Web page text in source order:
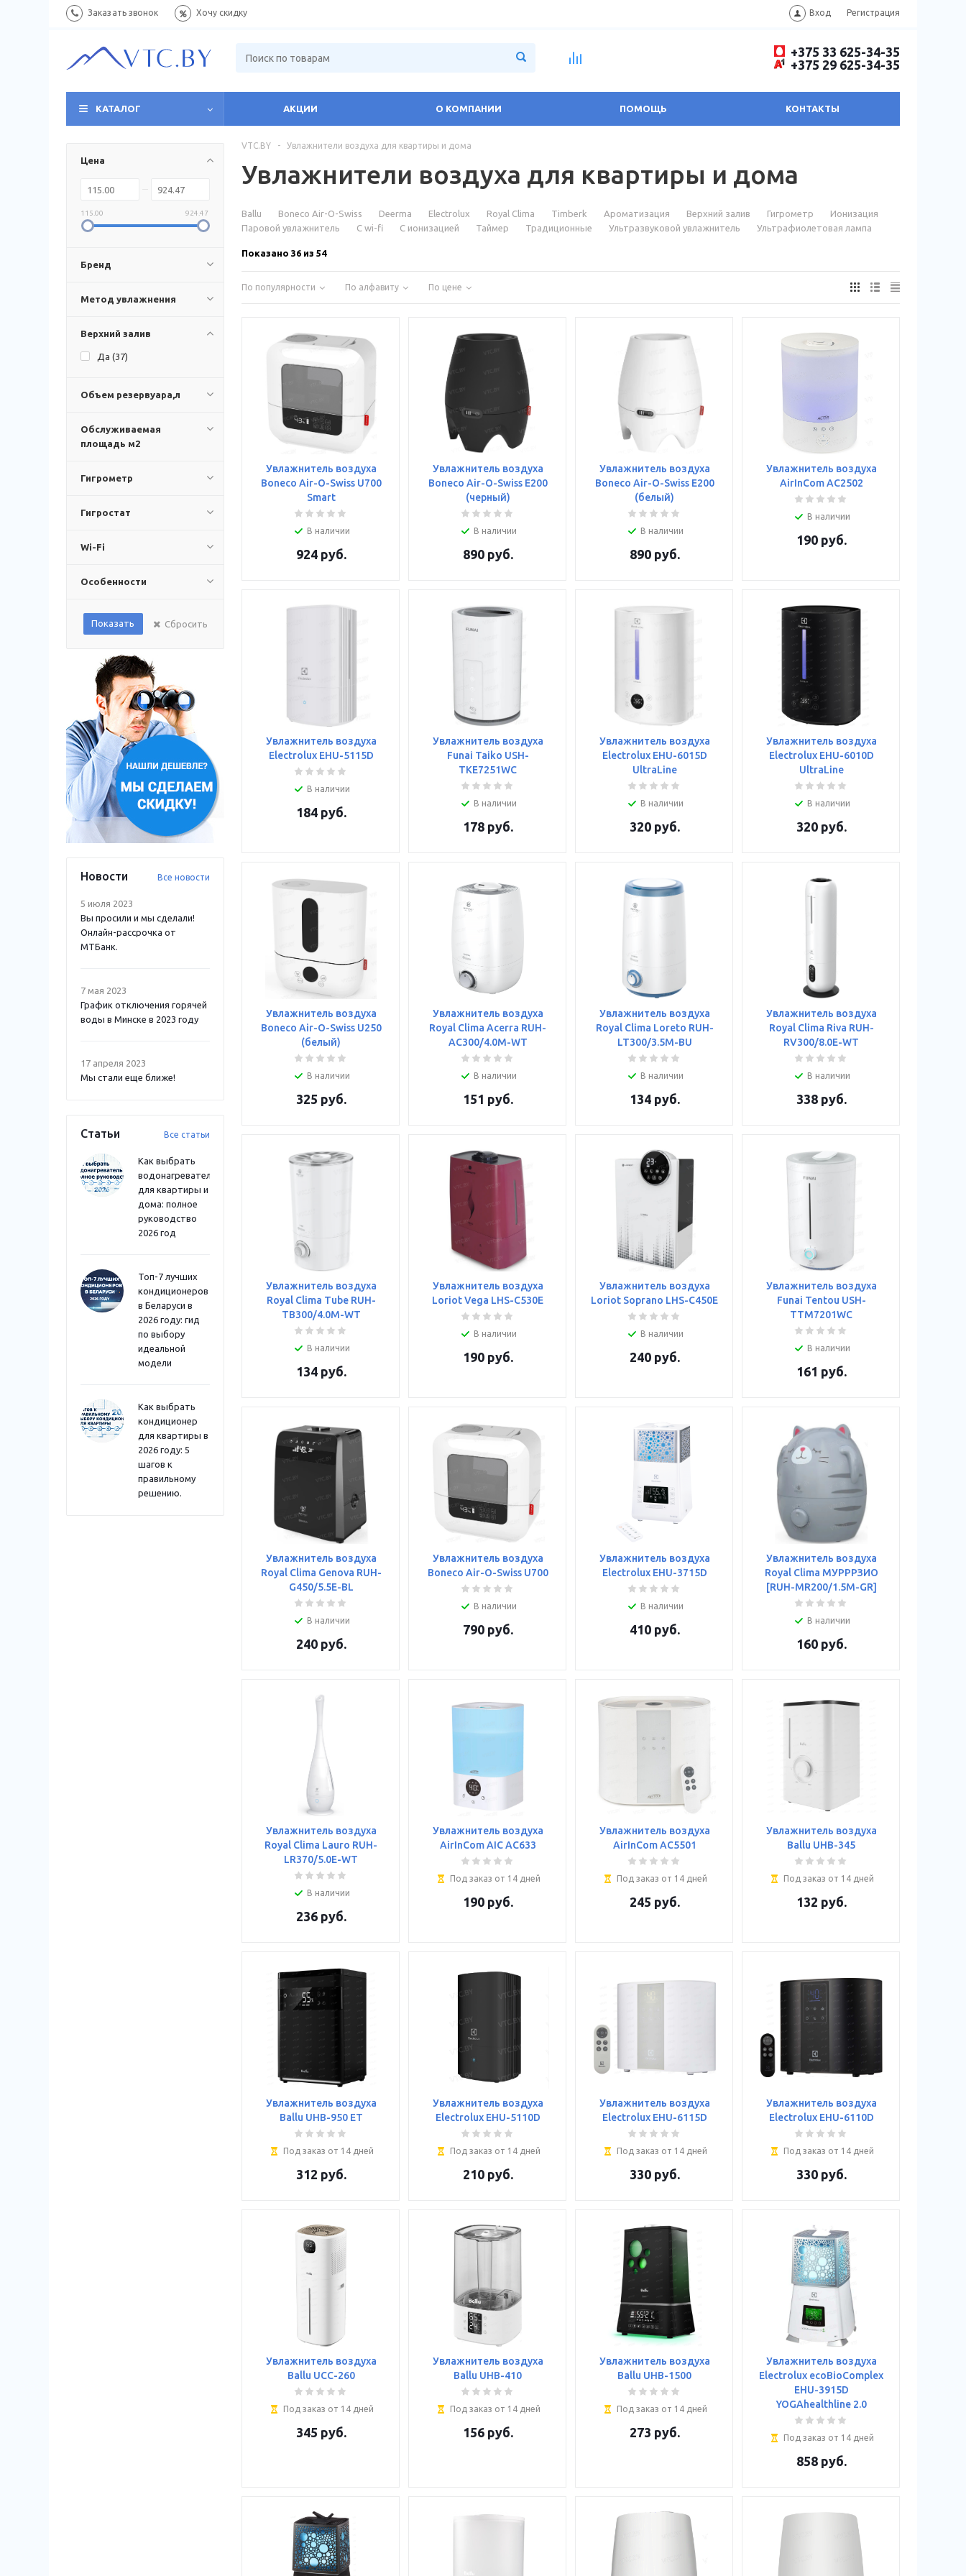
Заказать звонок Хочу скидку Вход Регистрация
+375 33 625-34-35
+375 29 625-34-35
КАТАЛОГ АКЦИИ О КОМПАНИИ ПОМОЩЬ КОНТАКТЫ
Цена
115.00 924.47
Бренд
Метод увлажнения
Верхний залив
Да (37)
Объем резервуара,л
Обслуживаемая
площадь м2
Гигрометр
Гигростат
Wi-Fi
Особенности
Показать Сбросить
Новости Все новости
5 июля 2023
Вы просили и мы сделали!
Онлайн-рассрочка от
МТБанк.
7 мая 2023
График отключения горячей
воды в Минске в 2023 году
17 апреля 2023
Мы стали еще ближе!
Статьи Все статьи
Как выбрать
водонагреватель
для квартиры и
дома: полное
руководство
2026 год
Топ-7 лучших
кондиционеров
в Беларуси в
2026 году: гид
по выбору
идеальной
модели
Как выбрать
кондиционер
для квартиры в
2026 году: 5
шагов к
правильному
решению.
VTC.BY - Увлажнители воздуха для квартиры и дома
Увлажнители воздуха для квартиры и дома
Ballu Boneco Air-O-Swiss Deerma Electrolux Royal Clima Timberk Ароматизация Верхний залив Гигрометр
Ионизация
Паровой увлажнитель
С wi-fi С ионизацией Таймер Традиционные Ультразвуковой увлажнитель Ультрафиолетовая лампа
Показано 36 из 54
По популярности По алфавиту По цене
Увлажнитель воздуха
Boneco Air-O-Swiss U700
Smart
В наличии
924руб.
Увлажнитель воздуха
Boneco Air-O-Swiss E200
(черный)
В наличии
890руб.
Увлажнитель воздуха
Boneco Air-O-Swiss E200
(белый)
В наличии
890руб.
Увлажнитель воздуха
AirInCom AC2502
В наличии
190руб.
Увлажнитель воздуха
Electrolux EHU-5115D
В наличии
184руб.
Увлажнитель воздуха
Funai Taiko USH-
TKE7251WC
В наличии
178руб.
Увлажнитель воздуха
Electrolux EHU-6015D
UltraLine
В наличии
320руб.
Увлажнитель воздуха
Electrolux EHU-6010D
UltraLine
В наличии
320руб.
Увлажнитель воздуха
Boneco Air-O-Swiss U250
(белый)
В наличии
325 руб.
Увлажнитель воздуха
Royal Clima Acerra RUH-
AC300/4.0M-WT
В наличии
151 руб.
Увлажнитель воздуха
Royal Clima Loreto RUH-
LT300/3.5M-BU
В наличии
134руб.
Увлажнитель воздуха
Royal Clima Riva RUH-
RV300/8.0E-WT
В наличии
338руб.
Увлажнитель воздуха
Royal Clima Tube RUH-
TB300/4.0M-WT
В наличии
134руб.
Увлажнитель воздуха
Loriot Vega LHS-C530E
В наличии
190руб.
Увлажнитель воздуха
Loriot Soprano LHS-C450E
В наличии
240руб.
Увлажнитель воздуха
Funai Tentou USH-
TTM7201WC
В наличии
161 руб.
Увлажнитель воздуха
Royal Clima Genova RUH-
G450/5.5E-BL
В наличии
240руб.
Увлажнитель воздуха
Boneco Air-O-Swiss U700
В наличии
790руб.
Увлажнитель воздуха
Electrolux EHU-3715D
В наличии
410руб.
Увлажнитель воздуха
Royal Clima МУРРРЗИО
[RUH-MR200/1.5M-GR]
В наличии
160руб.
Увлажнитель воздуха
Royal Clima Lauro RUH-
LR370/5.0E-WT
В наличии
236руб.
Увлажнитель воздуха
AirInCom AIC AC633
Под заказ от 14 дней
190руб.
Увлажнитель воздуха
AirInCom AC5501
Под заказ от 14 дней
245 руб.
Увлажнитель воздуха
Ballu UHB-345
Под заказ от 14 дней
132 руб.
Увлажнитель воздуха
Ballu UHB-950 ET
Под заказ от 14 дней
312 руб.
Увлажнитель воздуха
Electrolux EHU-5110D
Под заказ от 14 дней
210руб.
Увлажнитель воздуха
Electrolux EHU-6115D
Под заказ от 14 дней
330руб.
Увлажнитель воздуха
Electrolux EHU-6110D
Под заказ от 14 дней
330руб.
Увлажнитель воздуха
Ballu UCC-260
Под заказ от 14 дней
345 руб.
Увлажнитель воздуха
Ballu UHB-410
Под заказ от 14 дней
156руб.
Увлажнитель воздуха
Ballu UHB-1500
Под заказ от 14 дней
273 руб.
Увлажнитель воздуха
Electrolux ecoBioComplex
EHU-3915D
YOGAhealthline 2.0
Под заказ от 14 дней
858руб.